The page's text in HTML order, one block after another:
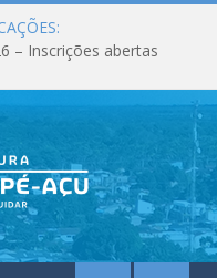
– Inscrições abertas